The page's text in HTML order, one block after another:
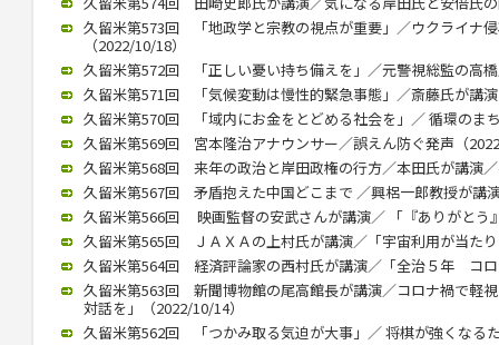
久留米第573回 「地政学と宗教の視点が重要」／ウクライナ
（2022/10/18）
久留米第572回 「正しい憂い持ち備えを」／元警視総監の高
久留米第571回 「気候変動は慢性的緊急事態」／斎藤氏が講
久留米第570回 「域内にお金をとどめる社会を」／ 循環のま
久留米第569回 宮本隆治アナウンサー／誤えん防ぐ発声（
久留米第568回 来年の政治と岸田政権の行方／本田氏が講演
久留米第567回 矛盾抱えた中国どこまで ／興梠一郎教授が講
久留米第566回 映画監督の安武さんが講演／ 「『ありがとう
久留米第565回 ＪＡＸＡの上村氏が講演／「宇宙利用が当た
久留米第564回 経済評論家の西村氏が講演／「全治５年 コ
久留米第563回 新聞博物館の尾高館長が講演／コロナ禍で軽
対話を」（2022/10/14）
久留米第562回 「つかみ取る気迫が大事」／ 将棋が強くなる